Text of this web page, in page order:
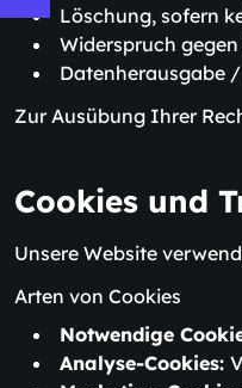
Löschung, sofern
Widerspruch
Datenherausgabe
Zur Ausübung Ihrer
Cookies und
Unsere Website
Arten von Cookies
Notwendige
Analyse-Cookies: